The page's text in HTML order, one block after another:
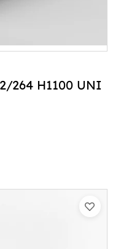
264 H1100 UNI